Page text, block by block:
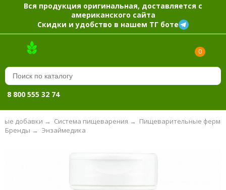
Вся продукция оригинальная, доставляется с
американского сайта
Скидки и удобство в нашем ТГ боте
0
8 800 555 32 74
добавки → Система пищеварения → Пищеварительные
Энзаймедика
Бренды →